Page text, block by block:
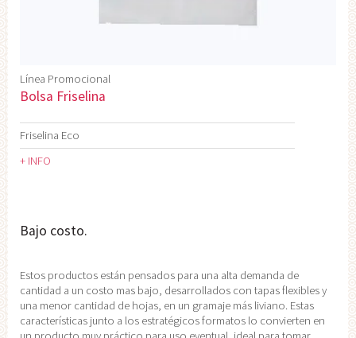
Línea Promocional
Bolsa Friselina
Friselina Eco
+ INFO
Bajo costo.
Estos productos están pensados para una alta demanda de
cantidad a un costo mas bajo, desarrollados con tapas flexibles y
una menor cantidad de hojas, en un gramaje más liviano. Estas
características junto a los estratégicos formatos lo convierten en